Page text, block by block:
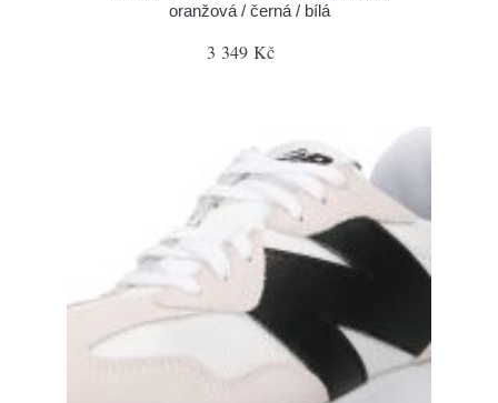
oranžová / černá / bílá
3 349 Kč